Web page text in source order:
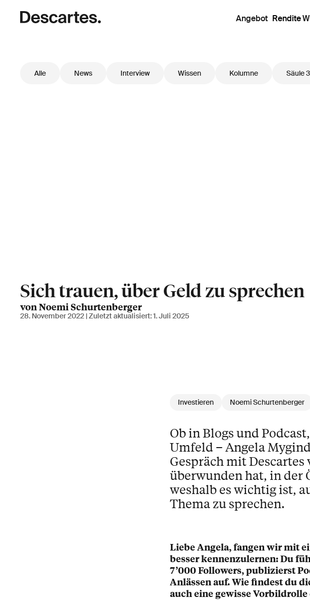
Angebot Rendite
Alle News Interview Wissen Kolumne Säule
Sich trauen, über Geld zu sprechen
von Noemi Schurtenberger
28. November 2022 | Zuletzt aktualisiert:1. Juli 2025
Investieren Noemi Schurtenberger
Ob in Blogs und
Umfeld – Angela
Gespräch mit
überwunden hat, in
weshalb es wichtig ist,
Thema zu sprechen.
Liebe Angela, fangen wir mit
besser kennenzulernen: Du
7’000 Followers, publizierst
Anlässen auf. Wie findest du
auch eine gewisse